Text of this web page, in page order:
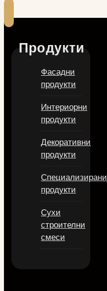
Продукти
Фасадни
продукти
Интериорни
продукти
Декоративни
продукти
Специализирани
продукти
Сухи
строителни
смеси